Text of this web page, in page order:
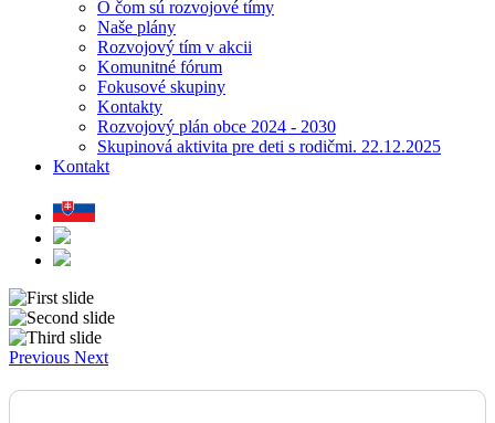
O čom sú rozvojové tímy
Naše plány
Rozvojový tím v akcii
Komunitné fórum
Fokusové skupiny
Kontakty
Rozvojový plán obce 2024 - 2030
Skupinová aktivita pre deti s rodičmi. 22.12.2025
Kontakt
Previous Next